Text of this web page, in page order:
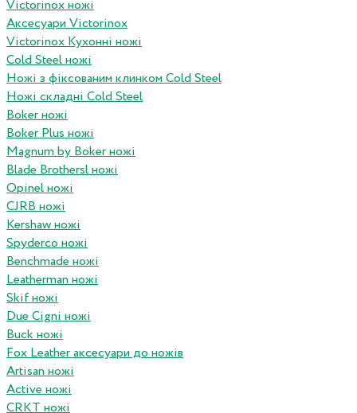
Victorinox ножі
Аксесуари Victorinox
Victorinox Кухонні ножі
Cold Steel ножі
Ножі з фіксованим клинком Cold Steel
Ножі складні Cold Steel
Boker ножі
Boker Plus ножі
Magnum by Boker ножі
Blade Brothersl ножі
Opinel ножі
CJRB ножі
Kershaw ножі
Spyderco ножі
Benchmade ножі
Leatherman ножі
Skif ножі
Due Cigni ножі
Buck ножі
Fox Leather аксесуари до ножів
Artisan ножі
Active ножі
CRKT ножі